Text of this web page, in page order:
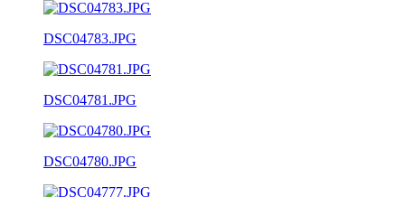
DSC04783.JPG
DSC04781.JPG
DSC04780.JPG